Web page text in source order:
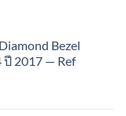
Bezel
2017 — Ref